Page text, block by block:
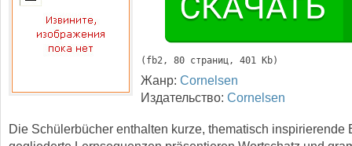
( fb2, 80 страниц, 401 Kb)
Жанр: Cornelsen
Издательство: Cornelsen
Die Schülerbücher enthalten kurze, thematisch inspirierende